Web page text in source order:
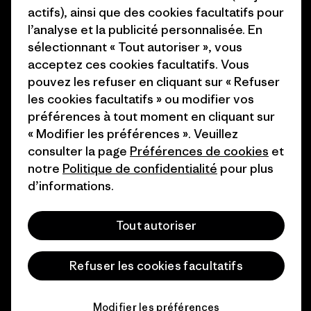
Comment nous
finançons
Nos magasins
Programme d’affiliation
Patagonia Luxembourg Plan du
site
© 2026 Patagonia, Inc. All Rights Reserved.
français
actifs), ainsi que des cookies facultatifs pour
l’analyse et la publicité personnalisée. En
sélectionnant « Tout autoriser », vous
acceptez ces cookies facultatifs. Vous
pouvez les refuser en cliquant sur « Refuser
les cookies facultatifs » ou modifier vos
préférences à tout moment en cliquant sur
« Modifier les préférences ». Veuillez
consulter la page Préférences de cookies et
notre Politique de confidentialité pour plus
d’informations.
Tout autoriser
Refuser les cookies facultatifs
Modifier les préférences